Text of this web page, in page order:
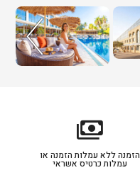
payments
הזמנה ללא עמלות הזמנה או
עמלות כרטיס אשראי